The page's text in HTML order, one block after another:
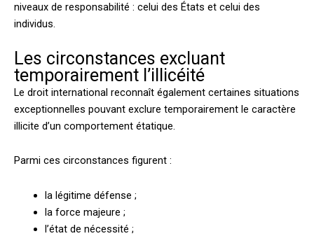
niveaux de responsabilité : celui des États et celui des
individus.
Les circonstances excluant
temporairement l’illicéité
Le droit international reconnaît également certaines situations
exceptionnelles pouvant exclure temporairement le caractère
illicite d’un comportement étatique.
Parmi ces circonstances figurent :
la légitime défense ;
la force majeure ;
l’état de nécessité ;